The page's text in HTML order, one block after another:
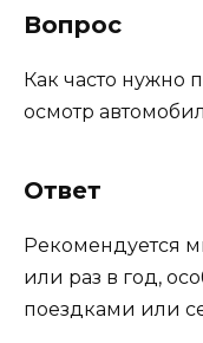
Вопрос
Как часто нужно
осмотр
Ответ
Рекомендуется
или раз в год,
поездками или